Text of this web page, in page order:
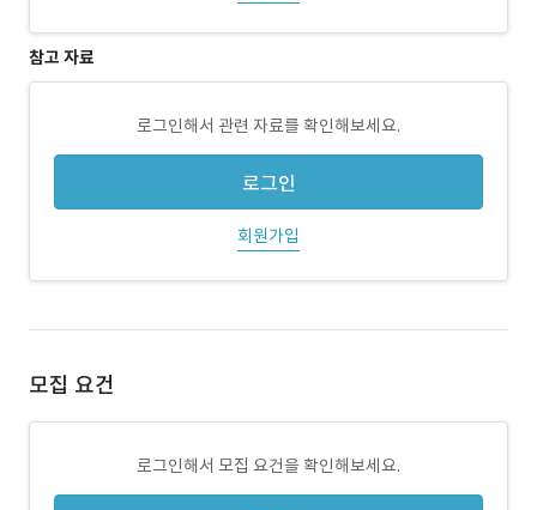
참고 자료
로그인해서 관련 자료를 확인해보세요.
로그인
회원가입
모집 요건
로그인해서 모집 요건을 확인해보세요.